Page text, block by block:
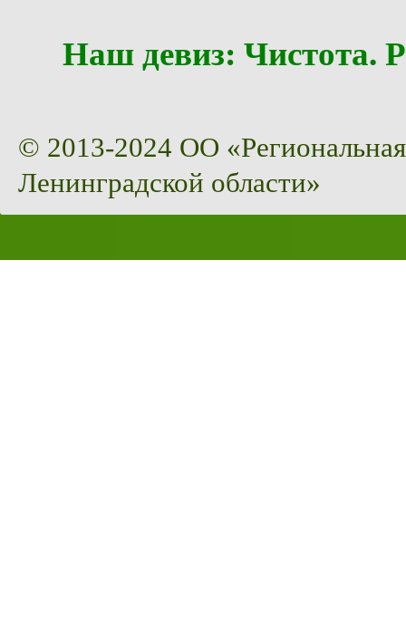
Наш девиз:
© 2013-2024 ОО
Ленинградской области»